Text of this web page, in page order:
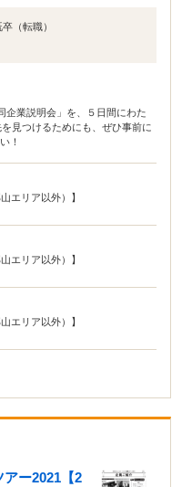
（転職）
企業説明会」を、５日間にわた
見つけるためにも、ぜひ事前に
！
エリア以外）】
エリア以外）】
エリア以外）】
ー2021【2